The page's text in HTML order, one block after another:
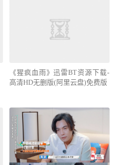
《猩疯血雨》迅雷BT资源下载-
高清HD无删版(阿里云盘)免费版